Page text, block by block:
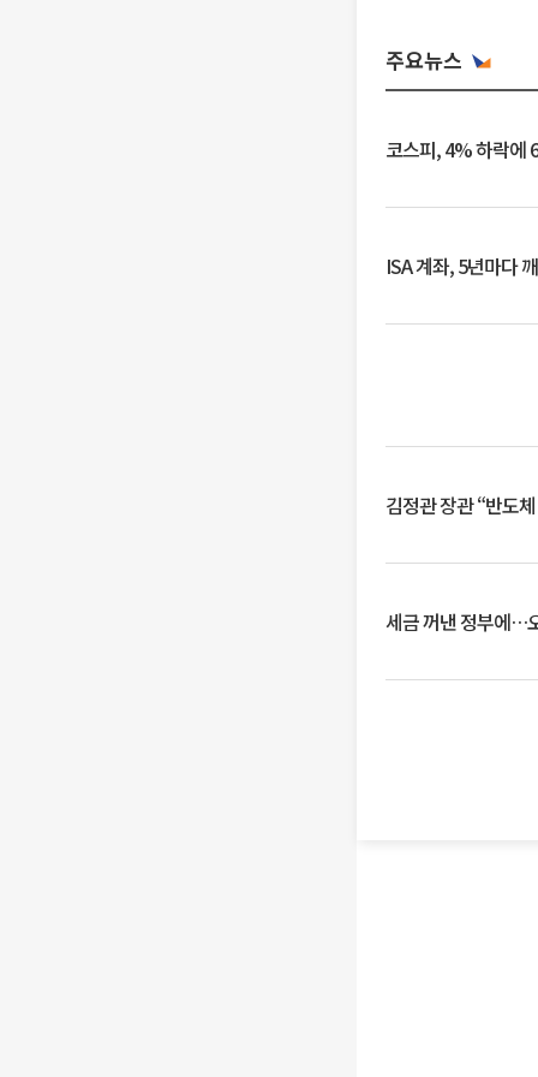
주요뉴스
코스피, 4% 하락에
ISA 계좌, 5년마다
김정관 장관 “반도
세금 꺼낸 정부에…